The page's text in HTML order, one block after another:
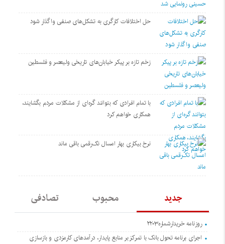
حل اختلافات کارگری به تشکل‌های صنفی واگذار شود
زخم تازه بر پیکر خیابان‌های تاریخی ولیعصر و فلسطین
با تمام افرادی که بتوانند گره‌ای از مشکلات مردم بگشایند،
همکاری خواهم کرد
نرخ بیکاری بهار امسال تک‌رقمی باقی ماند
جدید محبوب تصادفی
روزنامه خریدارشماره۲۲۰۳
اجرای برنامه تحول بانک با تمرکز بر منابع پایدار، درآمدهای کارمزدی و بازسازی